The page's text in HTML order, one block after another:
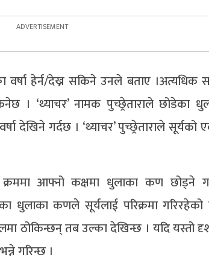
हेर्न/देख्न सकिने उनले बताए ।अत्यधिक
। ‘थ्याचर’ नामक पुच्छ्रेताराले छोडेका
देखिने गर्दछ । ‘थ्याचर’ पुच्छ्रेताराले सूर्यको
क्रममा आफ्नो कक्षमा धुलाका कण
कणले सूर्यलाई परिक्रमा गरिरहेको
ठोकिन्छन् तब उल्का देखिन्छ । यदि यस्तो
गरिन्छ ।